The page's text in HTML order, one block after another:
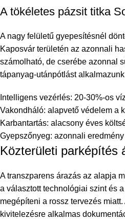
A tökéletes pázsit titka
A nagy felületű gyepesítésnél
Kaposvár területén az azonnali
számolható, de cserébe azonnal
tápanyag-utánpótlást
Intelligens vezérlés: 20-30%-os
Vakondháló: alapvető védelem a
Karbantartás: alacsony éves
Gyepszőnyeg: azonnali
Közterületi parképítés
A transzparens árazás az alapja
a választott technológiai szint és
megépíteni a rossz tervezés
kivitelezésre alkalmas